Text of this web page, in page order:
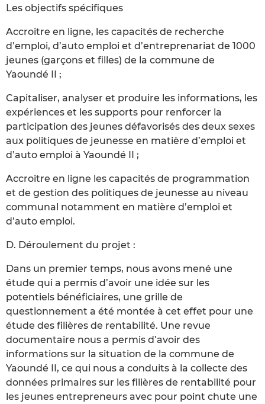
Les objectifs spécifiques
Accroitre en ligne, les capacités de recherche
d’emploi, d’auto emploi et d’entreprenariat de 1000
jeunes (garçons et filles) de la commune de
Yaoundé II ;
Capitaliser, analyser et produire les informations, les
expériences et les supports pour renforcer la
participation des jeunes défavorisés des deux sexes
aux politiques de jeunesse en matière d’emploi et
d’auto emploi à Yaoundé II ;
Accroitre en ligne les capacités de programmation
et de gestion des politiques de jeunesse au niveau
communal notamment en matière d’emploi et
d’auto emploi.
D. Déroulement du projet :
Dans un premier temps, nous avons mené une
étude qui a permis d’avoir une idée sur les
potentiels bénéficiaires, une grille de
questionnement a été montée à cet effet pour une
étude des filières de rentabilité. Une revue
documentaire nous a permis d’avoir des
informations sur la situation de la commune de
Yaoundé II, ce qui nous a conduits à la collecte des
données primaires sur les filières de rentabilité pour
les jeunes entrepreneurs avec pour point chute une